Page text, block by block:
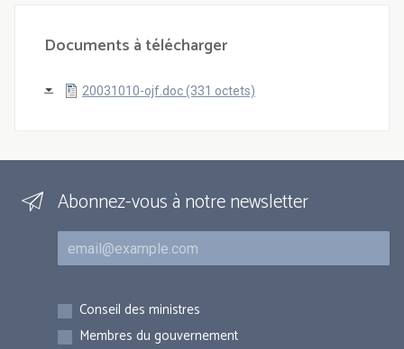
Documents à télécharger
20031010-ojf.doc (331 octets)
Abonnez-vous à notre newsletter
Courriel
Inscriptions
Conseil des ministres
Membres du gouvernement